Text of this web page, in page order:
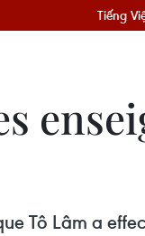
Tiếng
Tô Lâm a